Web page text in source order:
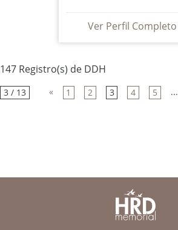
Ver Perfil Completo
147 Registro(s) de DDH
3 / 13 « 1 2 3 4 5 ...